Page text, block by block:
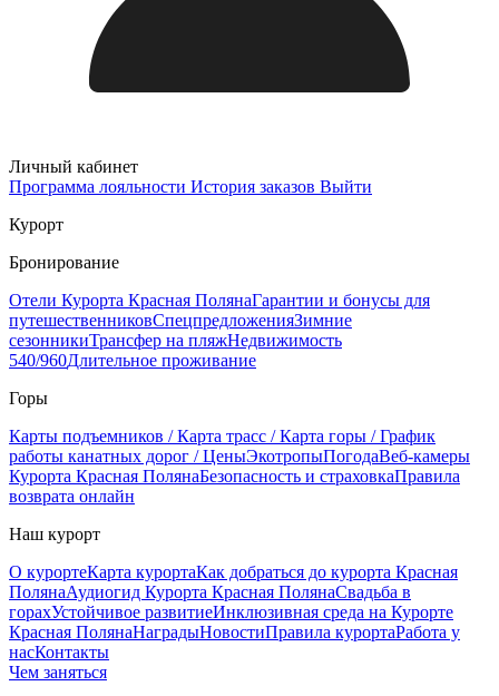
Личный кабинет
Программа лояльности История заказов Выйти
Курорт
Бронирование
Отели Курорта Красная ПолянаГарантии и бонусы для
путешественниковСпецпредложенияЗимние
сезонникиТрансфер на пляжНедвижимость
540/960Длительное проживание
Горы
Карты подъемников / Карта трасс / Карта горы / График
работы канатных дорог / ЦеныЭкотропыПогодаВеб-камеры
Курорта Красная ПолянаБезопасность и страховкаПравила
возврата онлайн
Наш курорт
О курортеКарта курортаКак добраться до курорта Красная
ПолянаАудиогид Курорта Красная ПолянаСвадьба в
горахУстойчивое развитиеИнклюзивная среда на Курорте
Красная ПолянаНаградыНовостиПравила курортаРабота у
насКонтакты
Чем заняться